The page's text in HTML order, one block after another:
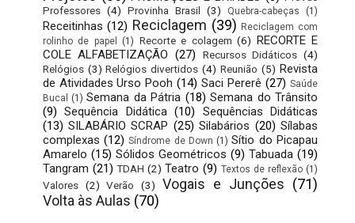
Professores (4) Provinha Brasil (3) Quebra-cabeças (1)
Receitinhas (12) Reciclagem (39) Reciclagem com
rolinho de papel
(1) Recorte e colagem (6) RECORTE E
COLE ALFABETIZAÇÃO (27) Recursos Didáticos (4)
Relógios (3) Relógios divertidos (4) Reunião (5) Revista
de Atividades Urso Pooh (14) Saci Pererê (27) Saúde
Bucal
(1) Semana da Pátria (18) Semana do Trânsito
(9) Sequência Didática (10)
Sequências Didáticas
(13) SILABÁRIO SCRAP (25) Silabários (20) Sílabas
complexas (12) Síndrome de Down (1) Sítio do Picapau
Amarelo (15) Sólidos Geométricos (9) Tabuada (19)
Tangram (21) TDAH (2) Teatro (9) Textos de reflexão (1)
Valores (2) Verão (3) Vogais e Junções (71)
Volta às Aulas (70)